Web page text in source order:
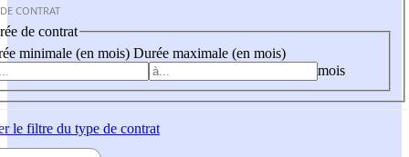
CONTRAT
de contrat
minimale (en mois) Durée maximale (en mois)
mois
le filtre du type de contrat